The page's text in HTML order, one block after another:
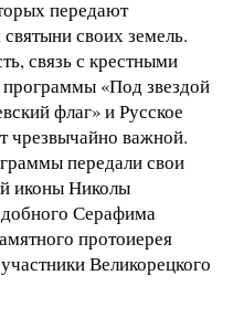
передают
своих земель.
связь с крестными
«Под звездой
флаг» и Русское
чрезвычайно важной.
передали свои
иконы Николы
Серафима
протоиерея
Великорецкого